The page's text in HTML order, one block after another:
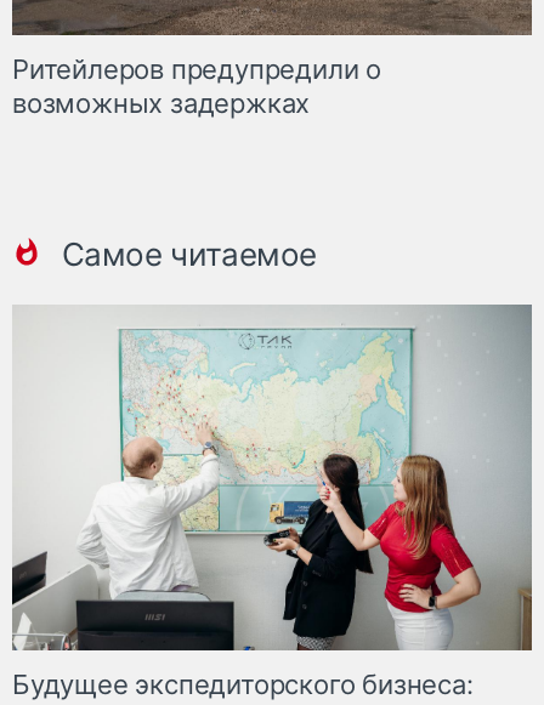
Ритейлеров предупредили о
возможных задержках
Самое читаемое
Будущее экспедиторского бизнеса: